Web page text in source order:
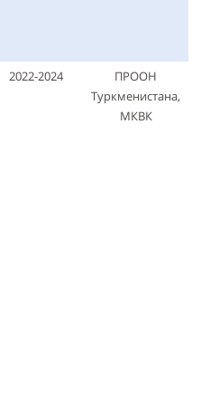
2022-2024
ПРООН
Туркменистана,
МКВК